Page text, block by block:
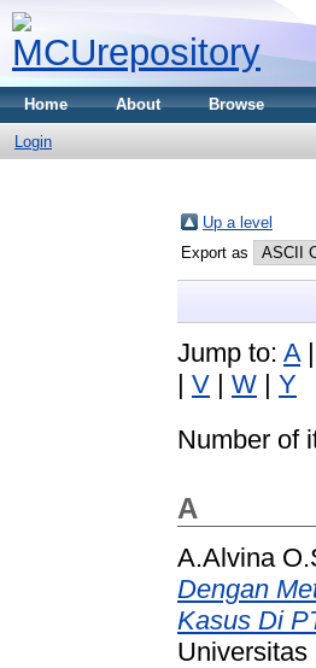
Home About Browse
Login
Up a level
Export as
Jump to: A|
| V | W | Y
Number of
A
A.Alvina
Dengan
Kasus Di
Universitas